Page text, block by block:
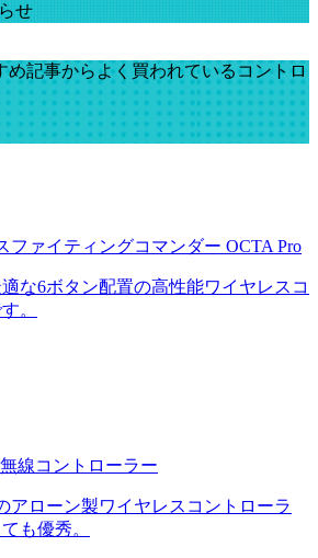
せ
め記事からよく買われているコントロ
ファイティングコマンダー OCTA Pro
な6ボタン配置の高性能ワイヤレスコ
。
線コントローラー
アローン製ワイヤレスコントローラ
も優秀。